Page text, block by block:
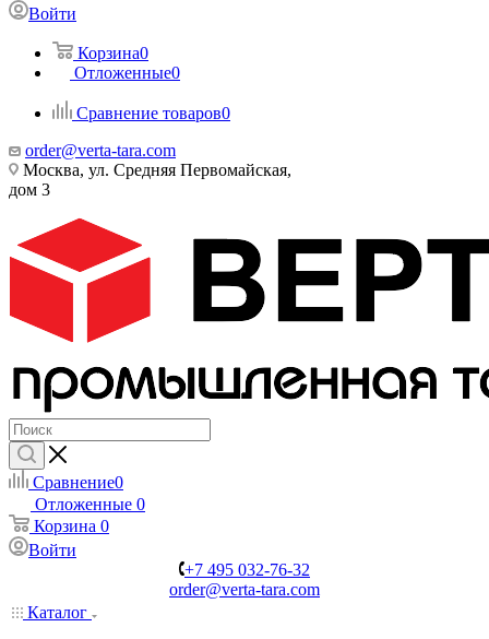
Войти
Корзина0
Отложенные0
Сравнение товаров0
order@verta-tara.com
Москва, ул. Средняя Первомайская,
дом 3
Сравнение0
Отложенные 0
Корзина 0
Войти
+7 495 032-76-32
order@verta-tara.com
Каталог